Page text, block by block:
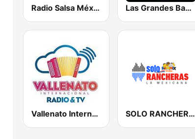
Radio Salsa México Las Grandes Bandas Radio
Vallenato Internacional SOLO RANCHERAS